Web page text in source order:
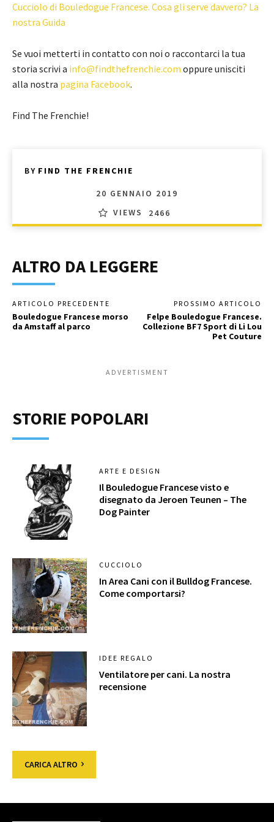
Cucciolo di Bouledogue Francese. Cosa gli serve davvero? La
nostra Guida
Se vuoi metterti in contatto con noi o raccontarci la tua
storia scrivi a info@findthefrenchie.com oppure unisciti
alla nostra pagina Facebook.
Find The Frenchie!
BY FIND THE FRENCHIE
20 GENNAIO 2019
VIEWS
2466
ALTRO DA LEGGERE
ARTICOLO PRECEDENTE
Bouledogue Francese morso
da Amstaff al parco
PROSSIMO ARTICOLO
Felpe Bouledogue Francese.
Collezione BF7 Sport di Li Lou
Pet Couture
ADVERTISMENT
STORIE POPOLARI
ARTE E DESIGN
Il Bouledogue Francese visto e
disegnato da Jeroen Teunen – The
Dog Painter
CUCCIOLO
In Area Cani con il Bulldog Francese.
Come comportarsi?
IDEE REGALO
Ventilatore per cani. La nostra
recensione
CARICA ALTRO